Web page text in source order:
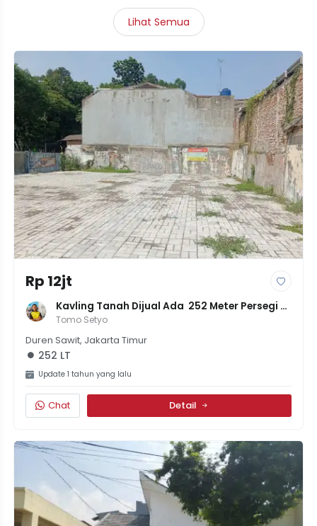
Lihat Semua
Rp 12jt
Kavling Tanah Dijual Ada  252 Meter Persegi
12Juta Per Meter Negotable
Tomo Setyo
Duren Sawit, Jakarta Timur
252 LT
Update 1 tahun yang lalu
Chat Detail